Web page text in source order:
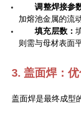
调整焊接参
加熔池金属的流
填充层数：
则需与母材表面
3. 盖面焊：优
盖面焊是最终成型